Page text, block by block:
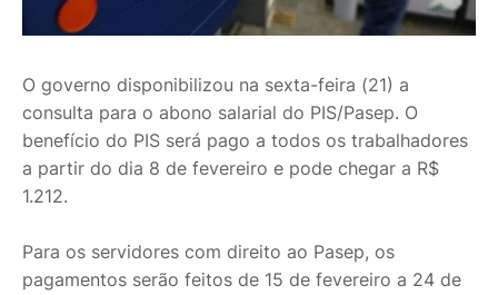
O governo disponibilizou na sexta-feira (21) a
consulta para o abono salarial do PIS/Pasep. O
benefício do PIS será pago a todos os trabalhadores
a partir do dia 8 de fevereiro e pode chegar a R$
1.212.
Para os servidores com direito ao Pasep, os
pagamentos serão feitos de 15 de fevereiro a 24 de